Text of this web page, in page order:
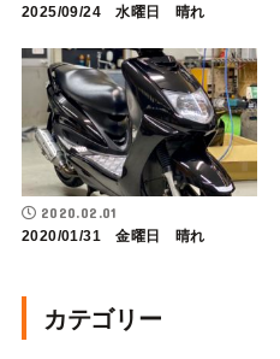
2025/09/24 水曜日 晴れ
2020.02.01
2020/01/31 金曜日 晴れ
カテゴリー